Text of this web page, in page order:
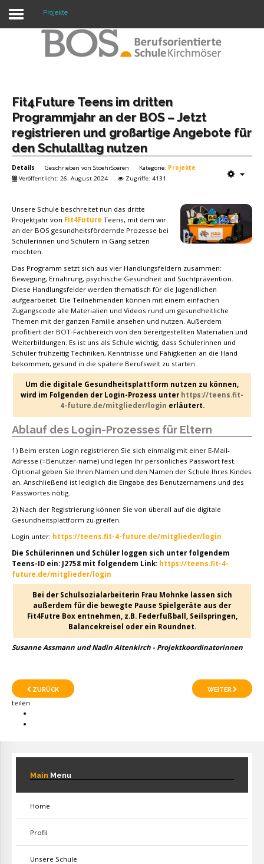
Warning: "continue" targeting switch is equivalent
Home
Profil
Unsere Schule
Unterricht
Mitwirkung
Kontakt
Projekte
Fit4Future Teens im dritten
Programmjahr an der BOS – Jetzt
registrieren und großartige Angebote für
den Schulalltag nutzen
Details Geschrieben von StoehrSoeren Kategorie: Projekte
Veröffentlicht: 26. August 2024
Zugriffe: 4131
Unsere Schule beschreitet nun das dritte
Projektjahr von Fit4Future Teens, mit dem wir
an der BOS gesundheitsfördernde Prozesse bei
Schülerinnen und Schülern in Gang setzen
möchten.
Das Programm setzt sich aus vier Handlungsfeldern zusammen:
Bewegung, Ernährung, psychische Gesundheit und Suchtprävention.
Diese Handlungsfelder werden thematisch für die Jugendlichen
aufgearbeitet. Die Teilnehmenden können mit einem einfachen
Zugangscode alle Materialien und Videos rund um gesundheitliche
Themen mit der ganzen Familie ansehen und nutzen. Außerdem
profitiert der BOT-Fachbereich von den bereitgestellten Materialien und
Weiterbildungen. Es ist uns als Schule wichtig, dass Schülerinnen und
Schüler frühzeitig Techniken, Kenntnisse und Fähigkeiten an die Hand
bekommen, gesund in die spätere Berufswelt zu starten.
Um die digitale Gesundheitsplattform nutzen zu können,
wird im Folgenden der Login-Prozess unter https://teens.fit-
4-future.de/mitglieder/login erläutert.
Ablauf des Login-Prozesses für Eltern
1) Beim ersten Login registrieren Sie sich einmalig mit einer E-Mail-
Adresse (=Benutzer-name) und legen Ihr persönliches Passwort fest.
Optional geben Sie Ihren Namen und den Namen der Schule Ihres Kindes
an. Anschließend ist lediglich die Eingabe des Benutzernamens und des
Passwortes nötig.
2) Nach der Registrierung können Sie von überall auf die digitale
Gesundheitsplattform zu-greifen.
Login unter: https://teens.fit-4-future.de/mitglieder/login
Die Schülerinnen und Schüler loggen sich unter folgendem
Teens-ID ein: J2758 mit folgendem Link: https://teens.fit-4-
future.de/mitglieder/login
Bei der Schulsozialarbeiterin Frau Mohnke lassen sich
außerdem für die bewegte Pause Spielgeräte aus der
Fit4Futre Box entnehmen, z.B. Federfußball, Seilspringen,
Balancekreisel oder ein Roundnet.
Susanne Assmann und Nadin Altenkirch - Projektkoordinatorinnen
ZURÜCK WEITER
teilen
Main Menu
Home
Profil
Unsere Schule